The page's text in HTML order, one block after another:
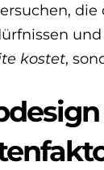
kostet,